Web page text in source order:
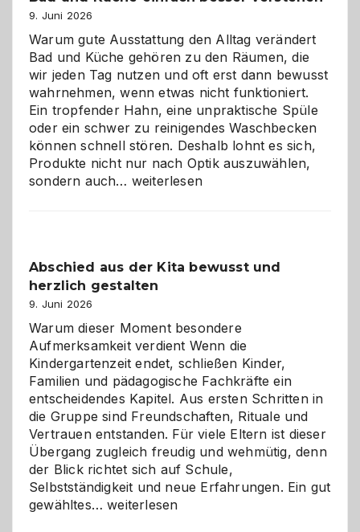
9. Juni 2026
Warum gute Ausstattung den Alltag verändert
Bad und Küche gehören zu den Räumen, die
wir jeden Tag nutzen und oft erst dann bewusst
wahrnehmen, wenn etwas nicht funktioniert.
Ein tropfender Hahn, eine unpraktische Spüle
oder ein schwer zu reinigendes Waschbecken
können schnell stören. Deshalb lohnt es sich,
Produkte nicht nur nach Optik auszuwählen,
sondern auch… Bad
verstehen
weiterlesen
Abschied aus der Kita bewusst und
herzlich gestalten
9. Juni 2026
Warum dieser Moment besondere
Aufmerksamkeit verdient Wenn die
Kindergartenzeit endet, schließen Kinder,
Familien und pädagogische Fachkräfte ein
entscheidendes Kapitel. Aus ersten Schritten in
die Gruppe sind Freundschaften, Rituale und
Vertrauen entstanden. Für viele Eltern ist dieser
Übergang zugleich freudig und wehmütig, denn
der Blick richtet sich auf Schule,
Selbstständigkeit und neue Erfahrungen. Ein gut
gewähltes…Abschied
weiterlesen